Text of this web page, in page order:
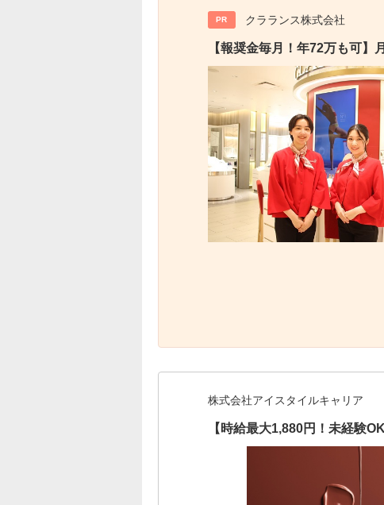
PR クラランス株式会社
【報奨金毎月！年72万も可
株式会社アイスタイルキャリア
【時給最大1,880円！未経験